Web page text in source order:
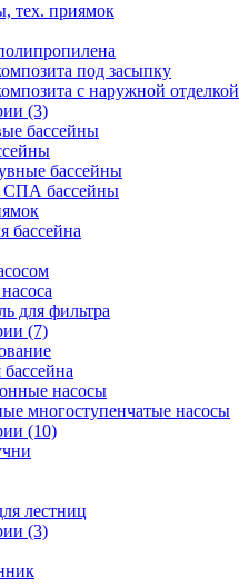
тех. приямок
под засыпку
с наружной отделкой
(3)
бассейны
бассейны
СПА бассейны
бассейна
для фильтра
(7)
насосы
многоступенчатые насосы
(10)
лестниц
(3)